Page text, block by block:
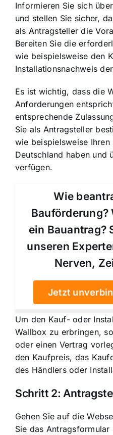
Informieren Sie sich
und stellen Sie sicher,
als Antragsteller die
Bereiten Sie die
wie beispielsweise den
Installationsnachweis
Es ist wichtig, dass die
Anforderungen
entsprechende
Sie als Antragsteller
wie beispielsweise
Deutschland haben und
verfügen.
Wie
ein Bauantrag?
unseren
Nerven,
Jetzt
Um den Kauf- oder
Wallbox zu erbringen,
oder einen Vertrag
den Kaufpreis, das
des Händlers oder
Schritt 2:
Gehen Sie auf die
Sie das Antragsformular